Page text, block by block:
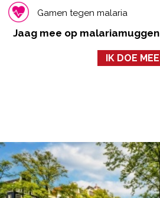
Gamen tegen malaria
Jaag mee op malariamuggen
IK DOE MEE